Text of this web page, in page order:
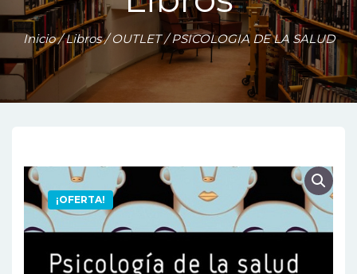
Inicio/Libros/OUTLET/ PSICOLOGIA DE LA SALUD
¡OFERTA!